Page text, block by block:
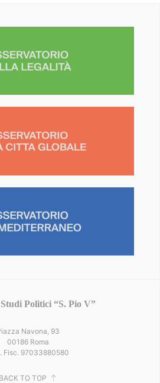
Politici “S. Pio V”
Navona, 93
00186 Roma
Fisc. 97033880580
BACK TO TOP